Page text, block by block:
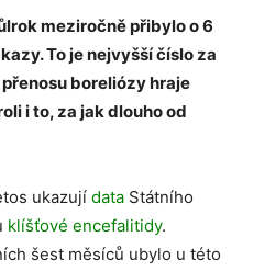
meziročně přibylo o 6
To je nejvyšší číslo za
boreliózy hraje
i to, za jak dlouho od
ukazují data Státního
klíšťové encefalitidy.
šest měsíců ubylo u této